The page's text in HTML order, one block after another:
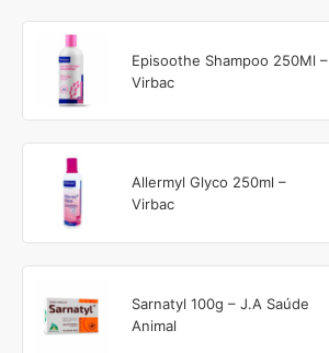
Episoothe Shampoo 250Ml –
Virbac
Allermyl Glyco 250ml –
Virbac
Sarnatyl 100g – J.A Saúde
Animal